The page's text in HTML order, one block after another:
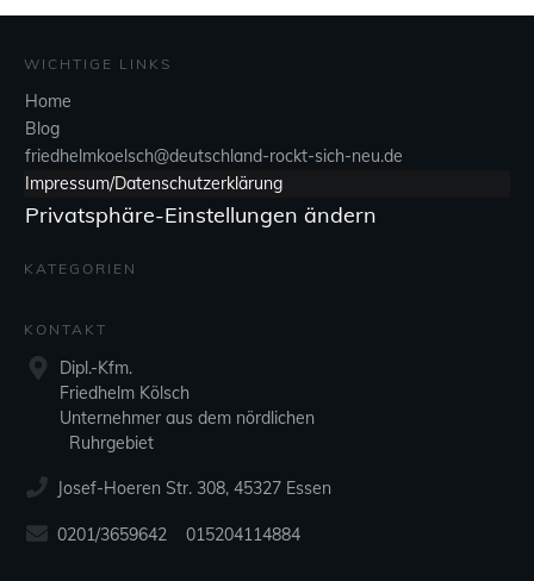
WICHTIGE LINKS
Home
Blog
friedhelmkoelsch@deutschland-rockt-sich-neu.de
Impressum/Datenschutzerklärung
Privatsphäre-Einstellungen ändern
KATEGORIEN
KONTAKT
Dipl.-Kfm.
Friedhelm Kölsch
Unternehmer aus dem nördlichen
Ruhrgebiet
Josef-Hoeren Str. 308, 45327 Essen
0201/3659642 015204114884